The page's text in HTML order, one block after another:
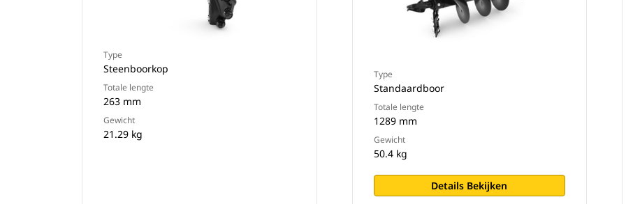
Type
Steenboorkop
Totale lengte
263 mm
Gewicht
21.29 kg
Type
Standaardboor
Totale lengte
1289 mm
Gewicht
50.4 kg
Details Bekijken